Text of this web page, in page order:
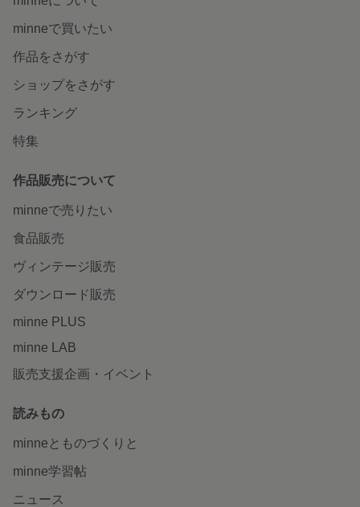
minneで買いたい
作品をさがす
ショップをさがす
ランキング
特集
作品販売について
minneで売りたい
食品販売
ヴィンテージ販売
ダウンロード販売
minne PLUS
minne LAB
販売支援企画・イベント
読みもの
minneとものづくりと
minne学習帖
ニュース